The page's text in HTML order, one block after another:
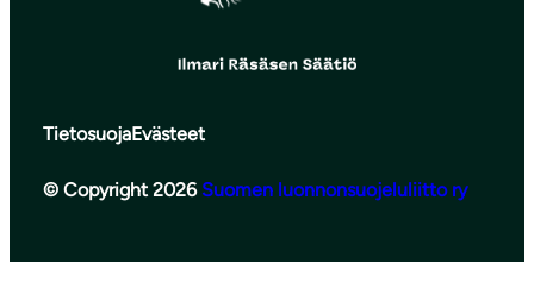
TietosuojaEvästeet
© Copyright 2026 Suomen luonnonsuojeluliitto ry